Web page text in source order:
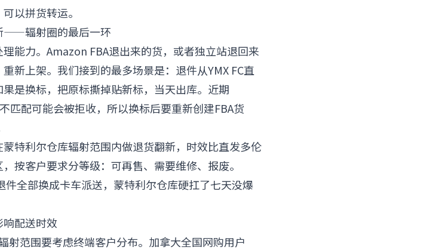
以拼货转运。
——辐射圈的最后一环
能力。Amazon FBA退出来的货，或者独立站退回来
新上架。我们接到的最多场景是：退件从YMX FC直
是换标，把原标撕掉贴新标，当天出库。近期
匹配可能会被拒收，所以换标后要重新创建FBA货
特利尔仓库辐射范围内做退货翻新，时效比直发多伦
按客户要求分等级：可再售、需要维修、报废。
全部换成卡车派送，蒙特利尔仓库硬扛了七天没爆
配送时效
射范围要考虑终端客户分布。加拿大全国网购用户